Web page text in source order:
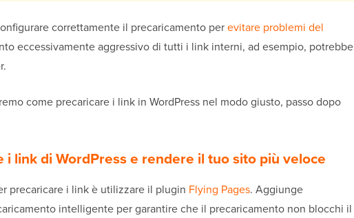
correttamente il precaricamento perevitare problemi del
eccessivamente aggressivo di tutti i link interni, ad esempio, potrebbe
come precaricare i link in WordPress nel modo giusto, passo dopo
i link di WordPress e rendere il tuo sito più veloce
precaricare i link è utilizzare il plugin Flying Pages. Aggiunge
intelligente per garantire che il precaricamento non blocchi il